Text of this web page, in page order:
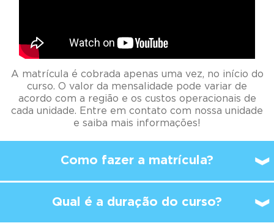
A matrícula é cobrada apenas uma vez, no início do
curso. O valor da mensalidade pode variar de
acordo com a região e os custos operacionais de
cada unidade. Entre em contato com nossa unidade
e saiba mais informações!
Como fazer a matrícula?
Qual é a duração do curso?